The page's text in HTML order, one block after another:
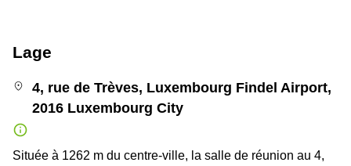
Lage
4, rue de Trèves, Luxembourg Findel Airport,
2016 Luxembourg City
Située à 1262 m du centre-ville, la salle de réunion au 4,